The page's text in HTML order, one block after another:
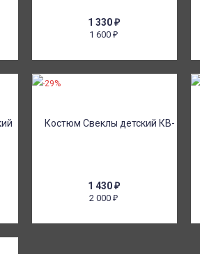
1 330₽
1 600₽
1 430₽
2 000₽
-29%